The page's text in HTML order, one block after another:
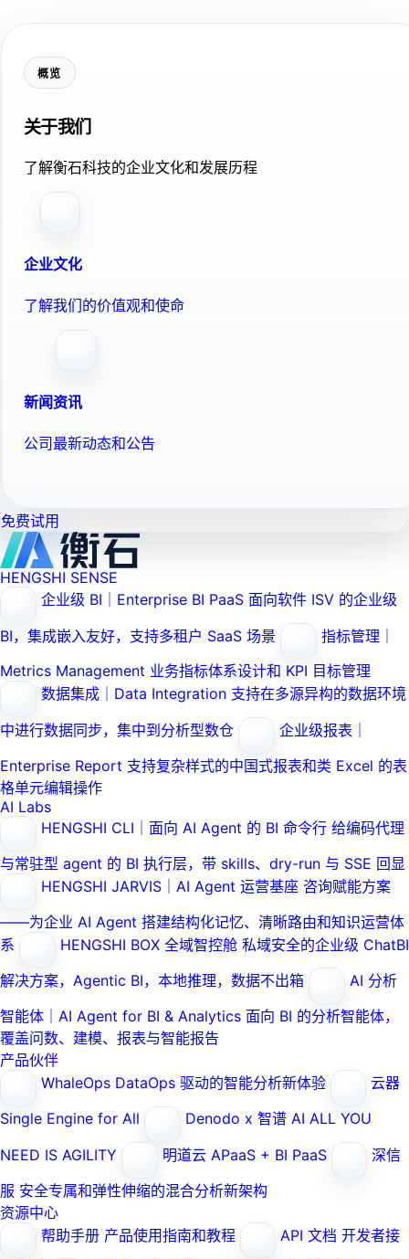
概览
关于我们
了解衡石科技的企业文化和发展历程
企业文化
了解我们的价值观和使命
新闻资讯
公司最新动态和公告
免费试用
HENGSHI SENSE
企业级 BI｜Enterprise BI PaaS 面向软件 ISV 的企业级
BI，集成嵌入友好，支持多租户 SaaS 场景
指标管理｜
Metrics Management 业务指标体系设计和 KPI 目标管理
数据集成｜Data Integration 支持在多源异构的数据环境
中进行数据同步，集中到分析型数仓
企业级报表｜
Enterprise Report 支持复杂样式的中国式报表和类 Excel 的表
格单元编辑操作
AI Labs
HENGSHI CLI｜面向 AI Agent 的 BI 命令行 给编码代理
与常驻型 agent 的 BI 执行层，带 skills、dry-run 与 SSE 回显
HENGSHI JARVIS｜AI Agent 运营基座 咨询赋能方案
——为企业 AI Agent 搭建结构化记忆、清晰路由和知识运营体
系
HENGSHI BOX 全域智控舱 私域安全的企业级 ChatBI
解决方案，Agentic BI，本地推理，数据不出箱
AI 分析
智能体｜AI Agent for BI & Analytics 面向 BI 的分析智能体，
覆盖问数、建模、报表与智能报告
产品伙伴
WhaleOps DataOps 驱动的智能分析新体验
云器
Single Engine for All
Denodo x 智谱 AI ALL YOU
NEED IS AGILITY
明道云 APaaS + BI PaaS
深信
服 安全专属和弹性伸缩的混合分析新架构
资源中心
帮助手册 产品使用指南和教程 API 文档 开发者接